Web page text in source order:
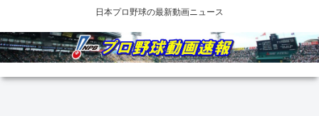
日本プロ野球の最新動画ニュース